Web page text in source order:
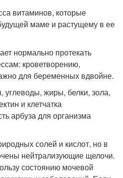
витаминов, которые
маме и растущему в ее
нормально протекать
кроветворению,
для беременных вдвойне.
жиры, белки, зола,
и клетчатка
арбуза для организма
солей и кислот, но в
нейтрализующие щелочи.
состоянию мочевой